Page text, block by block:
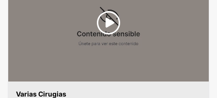
Varias Cirugias